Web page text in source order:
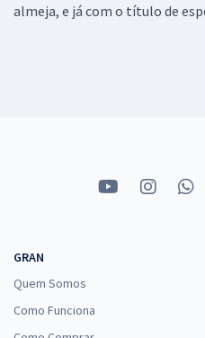
almeja, e já com o título de
GRAN
Quem Somos
Como Funciona